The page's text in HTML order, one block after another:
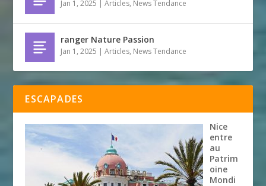
Jan 1, 2025 |Articles, News Tendance
ranger Nature Passion
Jan 1, 2025 |Articles, News Tendance
ESCAPADES
Nice
entre
au
Patrim
oine
Mondi